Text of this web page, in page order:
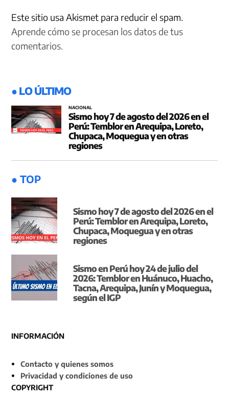
Este sitio usa Akismet para reducir el spam.
Aprende cómo se procesan los datos de tus
comentarios.
● LO ÚLTIMO
NACIONAL
Sismo hoy 7 de agosto del 2026 en el
Perú: Temblor en Arequipa, Loreto,
Chupaca, Moquegua y en otras
regiones
● TOP
Sismo hoy 7 de agosto del 2026 en el
Perú: Temblor en Arequipa, Loreto,
Chupaca, Moquegua y en otras
regiones
Sismo en Perú hoy 24 de julio del
2026: Temblor en Huánuco, Huacho,
Tacna, Arequipa, Junín y Moquegua,
según el IGP
INFORMACIÓN
Contacto y quienes somos
Privacidad y condiciones de uso
COPYRIGHT